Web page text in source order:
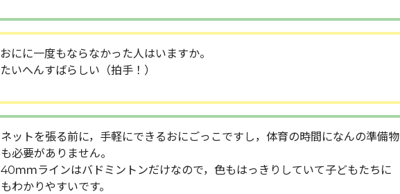
おにに一度もならなかった人はいますか。
たいへんすばらしい（拍手！）
ネットを張る前に，手軽にできるおにごっこですし，体育の時間になんの準備物
も必要がありません。
40ｍｍラインはバドミントンだけなので，色もはっきりしていて子どもたちに
もわかりやすいです。